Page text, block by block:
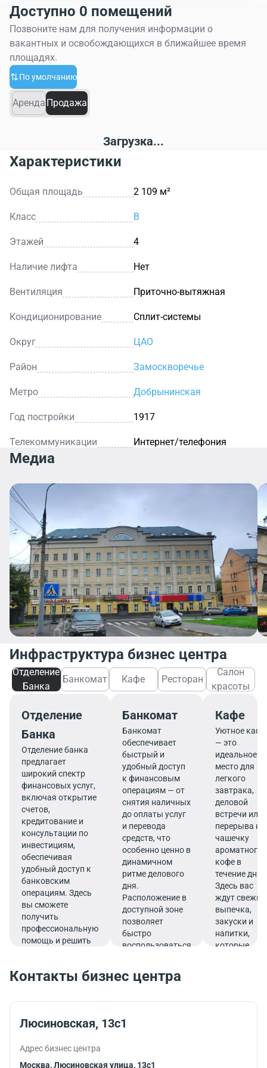
Доступно 0 помещений
Позвоните нам для получения информации о
вакантных и освобождающихся в ближайшее время
площадях.
По умолчанию
Аренда Продажа
Загрузка...
Характеристики
Общая площадь 2 109 м²
Класс B
Этажей 4
Наличие лифта Нет
Вентиляция Приточно-вытяжная
Кондиционирование Сплит-системы
Округ ЦАО
Район Замоскворечье
Метро Добрынинская
Год постройки 1917
Телекоммуникации Интернет/телефония
Медиа
Инфраструктура бизнес центра
Отделение
Банка
Банкомат Кафе Ресторан
Салон
красоты
Отделение
Банка
Отделение банка
предлагает
широкий спектр
финансовых услуг,
включая открытие
счетов,
кредитование и
консультации по
инвестициям,
обеспечивая
удобный доступ к
банковским
операциям. Здесь
вы сможете
получить
профессиональную
помощь и решить
комфортной
Банкомат
Банкомат
обеспечивает
быстрый и
удобный доступ
к финансовым
операциям — от
снятия наличных
до оплаты услуг
и перевода
средств, что
особенно ценно в
динамичном
ритме делового
дня.
Расположение в
доступной зоне
позволяет
быстро
воспользоваться
Кафе
Уютное кафе
— это
идеальное
место для
легкого
завтрака,
деловой
встречи или
перерыва на
чашечку
ароматного
кофе в
течение дня.
Здесь вас
ждут свежие
выпечка,
закуски и
напитки,
которые
продуктивно
Контакты бизнес центра
Люсиновская, 13с1
Адрес бизнес центра
Москва, Люсиновская улица, 13с1